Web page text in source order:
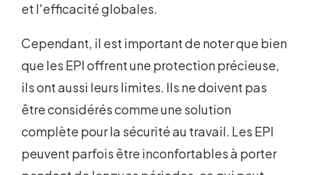
et l'efficacité globales.
Cependant, il est important de noter que bien
que les EPI offrent une protection précieuse,
ils ont aussi leurs limites. Ils ne doivent pas
être considérés comme une solution
complète pour la sécurité au travail. Les EPI
peuvent parfois être inconfortables à porter